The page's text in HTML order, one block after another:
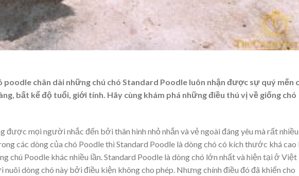
poodle chân dài những chú chó Standard Poodle luôn nhận được sự quý mến
bất kể độ tuổi, giới tính. Hãy cùng khám phá những điều thú vị về giống chó
được mọi người nhắc đến bởi thân hình nhỏ nhắn và vẻ ngoài đáng yêu mà rất nhiều
các dòng của chó Poodle thì Standard Poodle là dòng chó có kích thước khá cao
chú Poodle khác nhiều lần. Standard Poodle là dòng chó lớn nhất và hiện tại ở Việt
dòng chó này bởi điều kiện không cho phép. Nhưng chính điều đó đã khiến cho